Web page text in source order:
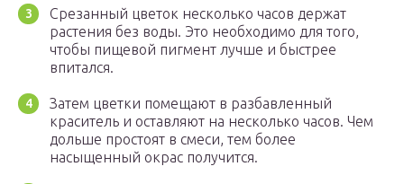
Срезанный цветок несколько часов держат
растения без воды. Это необходимо для того,
чтобы пищевой пигмент лучше и быстрее
впитался.
Затем цветки помещают в разбавленный
краситель и оставляют на несколько часов. Чем
дольше простоят в смеси, тем более
насыщенный окрас получится.